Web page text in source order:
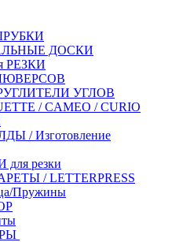
ДОСКИ
РЕЗКИ
УГЛОВ
/ CAMEO / CURIO
/ Изготовление
резки
/ LETTERPRESS
Пружины